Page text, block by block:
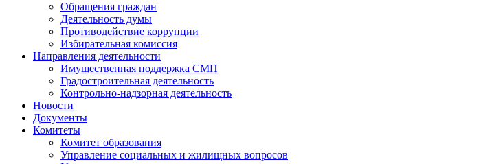
Обращения граждан
Деятельность думы
Противодействие коррупции
Избирательная комиссия
Направления деятельности
Имущественная поддержка СМП
Градостроительная деятельность
Контрольно-надзорная деятельность
Новости
Документы
Комитеты
Комитет образования
Управление социальных и жилищных вопросов